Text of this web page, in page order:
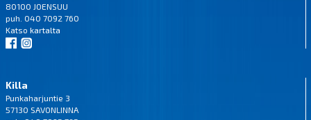
80100 JOENSUU
puh. 040 7092 760
Katso kartalta
Killa
Punkaharjuntie 3
57130 SAVONLINNA